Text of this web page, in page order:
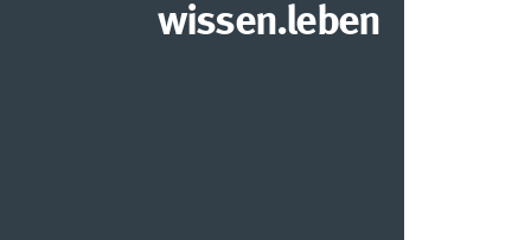
wissen.leben